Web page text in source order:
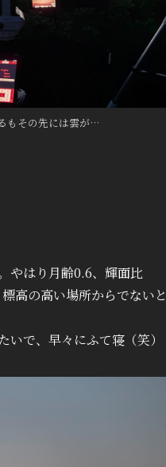
もその先には雲が…
やはり月齢0.6、輝面比
高の高い場所からでないと
で、早々にふて寝（笑）